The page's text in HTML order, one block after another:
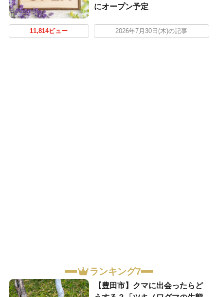
にオープン予定
11,814ビュー 2026年7月30日(木)の記事
ランキング7
【豊田市】クマに出会ったらど